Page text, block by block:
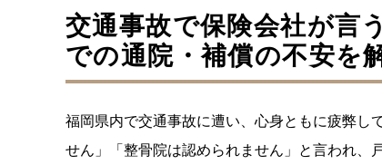
交通事故で保険会社が言
での通院・補償の不安を
福岡県内で交通事故に遭い、心身ともに疲弊し
せん」「整骨院は認められません」と言われ、